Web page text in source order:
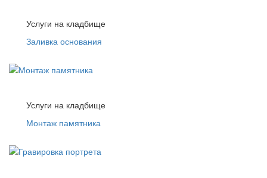
Услуги на кладбище
Заливка основания
Услуги на кладбище
Монтаж памятника